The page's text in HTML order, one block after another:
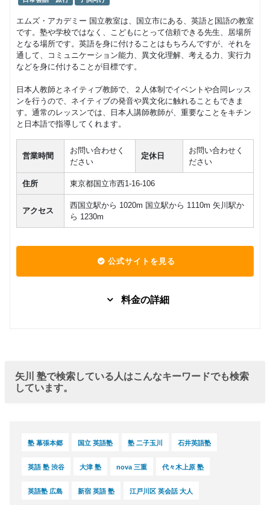
エムズ・アカデミー 国立教室は、国立市にある、英語と国語の教室
です。塾や学校ではなく、こどもにとって信頼できる先生、居場所
となる場所です。英語を身に付けることはもちろんですが、それを
通して、コミュニケーション能力、異文化理解、考える力、実行力
などを身に付けることが目標です。
日本人教師とネイティブ教師で、２人体制でイベントや合同レッス
ンを行うので、ネイティブの発音や異文化に触れることもできま
す。通常のレッスンでは、日本人講師教師が、重要なことをキチン
と日本語で指導してくれます。
営業時間
お問い合わせく
ださい
定休日
お問い合わせく
ださい
住所 東京都国立市西1-16-106
アクセス
西国立駅から 1020m 国立駅から 1110m 矢川駅か
ら 1230m
公式サイトを見る
料金の詳細
幼稚園児
小学生英
ス 小1
グループレッスン 子供向け
回数：4 / 1セッション40分
小学生英
グループレッスン 子供向け
矢川 塾で検索している人はこんなキーワードでも検索
しています。
塾 幕張本郷 国立 英語塾 塾 二子玉川 石井英語塾
英語 塾 渋谷 大津 塾 nova 三重 代々木上原 塾
英語塾 広島 新宿 英語 塾 江戸川区 英会話 大人